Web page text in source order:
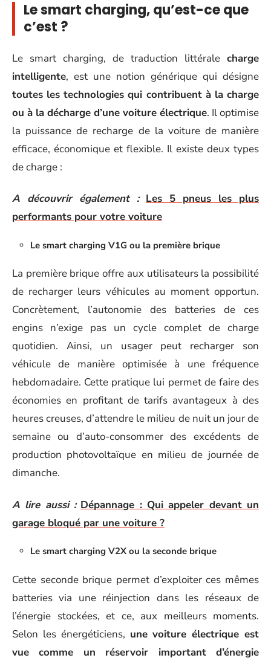
Le smart charging, qu’est-ce que
c’est ?
Le smart charging, de traduction littérale charge
intelligente, est une notion générique qui désigne
toutes les technologies qui contribuent à la charge
ou à la décharge d’une voiture électrique. Il optimise
la puissance de recharge de la voiture de manière
efficace, économique et flexible. Il existe deux types
de charge :
A découvrir également : Les 5 pneus les plus
performants pour votre voiture
Le smart charging V1G ou la première brique
La première brique offre aux utilisateurs la possibilité
de recharger leurs véhicules au moment opportun.
Concrètement, l’autonomie des batteries de ces
engins n’exige pas un cycle complet de charge
quotidien. Ainsi, un usager peut recharger son
véhicule de manière optimisée à une fréquence
hebdomadaire. Cette pratique lui permet de faire des
économies en profitant de tarifs avantageux à des
heures creuses, d’attendre le milieu de nuit un jour de
semaine ou d’auto-consommer des excédents de
production photovoltaïque en milieu de journée de
dimanche.
A lire aussi : Dépannage : Qui appeler devant un
garage bloqué par une voiture ?
Le smart charging V2X ou la seconde brique
Cette seconde brique permet d’exploiter ces mêmes
batteries via une réinjection dans les réseaux de
l’énergie stockées, et ce, aux meilleurs moments.
Selon les énergéticiens, une voiture électrique est
vue comme un réservoir important d’énergie